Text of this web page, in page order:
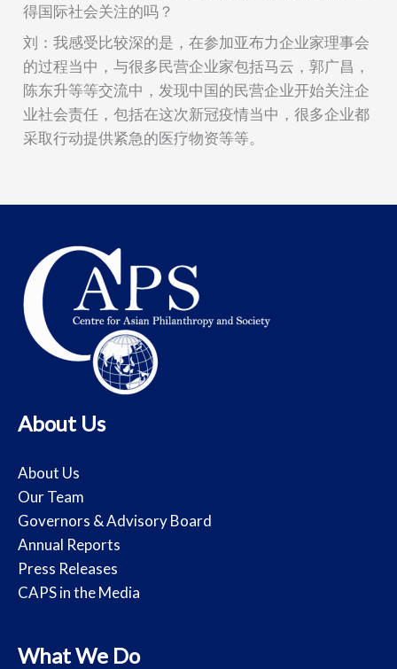
得国际社会关注的吗？
刘：我感受比较深的是，在参加亚布力企业家理事会
的过程当中，与很多民营企业家包括马云，郭广昌，
陈东升等等交流中 ，发现中国的民营企业开始关注企
业社会责任，包括在这次新冠疫情当中，很多企业都
采取行动提供紧急的医疗物资等等。
About Us
About Us
Our Team
Governors & Advisory Board
Annual Reports
Press Releases
CAPS in the Media
What We Do